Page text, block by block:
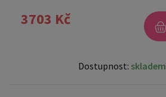
3703 Kč
Dostupnost: skladem